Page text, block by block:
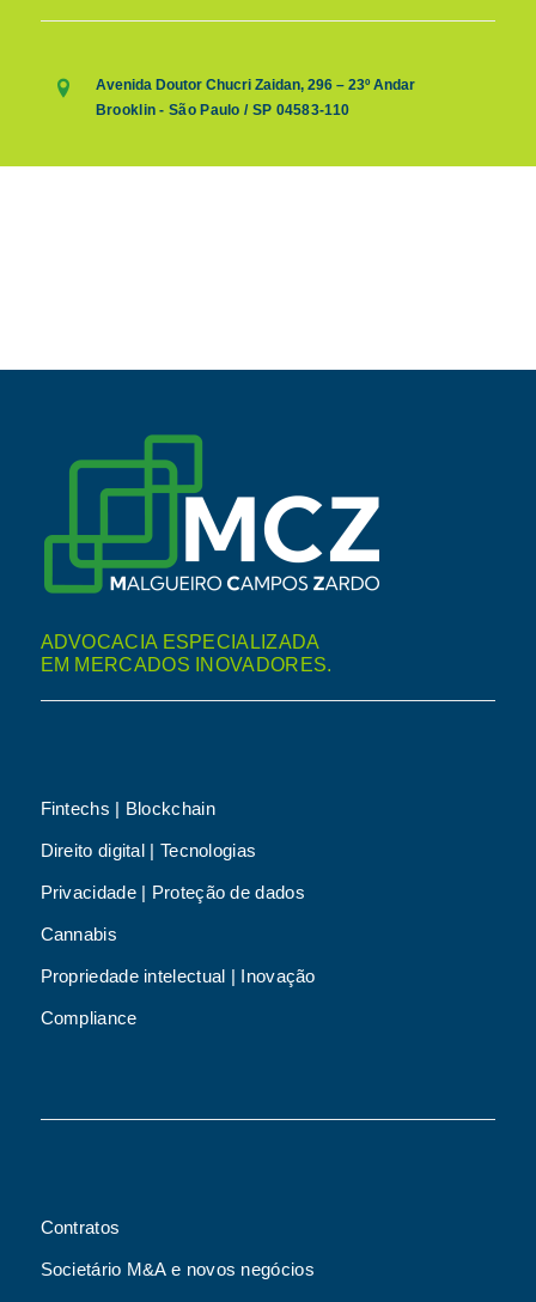
Avenida Doutor Chucri Zaidan, 296 – 23º Andar
Brooklin - São Paulo / SP 04583-110
ADVOCACIA ESPECIALIZADA
EM MERCADOS INOVADORES.
Fintechs | Blockchain
Direito digital | Tecnologias
Privacidade | Proteção de dados
Cannabis
Propriedade intelectual | Inovação
Compliance
Contratos
Societário M&A e novos negócios